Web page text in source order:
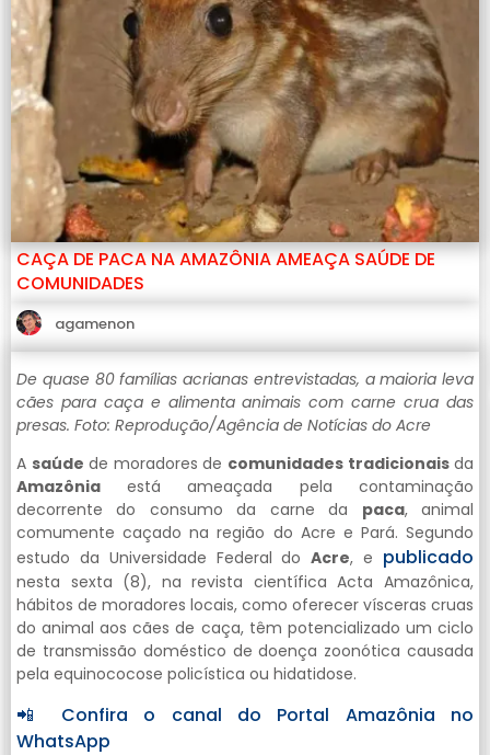
CAÇA DE PACA NA AMAZÔNIA AMEAÇA SAÚDE DE
COMUNIDADES
agamenon
De quase 80 famílias acrianas entrevistadas, a maioria leva
cães para caça e alimenta animais com carne crua das
presas. Foto: Reprodução/Agência de Notícias do Acre
A saúde de moradores de comunidades tradicionaisda
Amazônia está ameaçada pela contaminação
decorrente do consumo da carne da paca, animal
comumente caçado na região do Acre e Pará. Segundo
estudo da Universidade Federal doAcre, e publicado
nesta sexta (8), na revista científica Acta Amazônica,
hábitos de moradores locais, como oferecer vísceras cruas
do animal aos cães de caça, têm potencializado um ciclo
de transmissão doméstico de doença zoonótica causada
pela equinococose policística ou hidatidose.
📲 Confira o canal do Portal Amazônia no
WhatsApp